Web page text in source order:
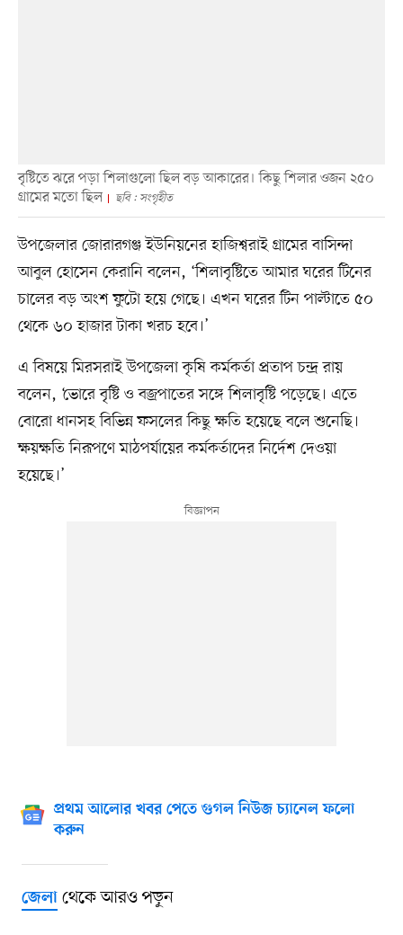
বৃষ্টিতে ঝরে পড়া শিলাগুলো ছিল বড় আকারের। কিছু শিলার ওজন ২৫০
গ্রামের মতো ছিল
ছবি : সংগৃহীত
উপজেলার জোরারগঞ্জ ইউনিয়নের হাজিশ্বরাই গ্রামের বাসিন্দা
আবুল হোসেন কেরানি বলেন, ‘শিলাবৃষ্টিতে আমার ঘরের টিনের
চালের বড় অংশ ফুটো হয়ে গেছে। এখন ঘরের টিন পাল্টাতে ৫০
থেকে ৬০ হাজার টাকা খরচ হবে।’
এ বিষয়ে মিরসরাই উপজেলা কৃষি কর্মকর্তা প্রতাপ চন্দ্র রায়
বলেন, ‘ভোরে বৃষ্টি ও বজ্রপাতের সঙ্গে শিলাবৃষ্টি পড়েছে। এতে
বোরো ধানসহ বিভিন্ন ফসলের কিছু ক্ষতি হয়েছে বলে শুনেছি।
ক্ষয়ক্ষতি নিরূপণে মাঠপর্যায়ের কর্মকর্তাদের নির্দেশ দেওয়া
হয়েছে।’
প্রথম আলোর খবর পেতে গুগল নিউজ চ্যানেল ফলো
করুন
জেলাথেকে আরও পড়ুন